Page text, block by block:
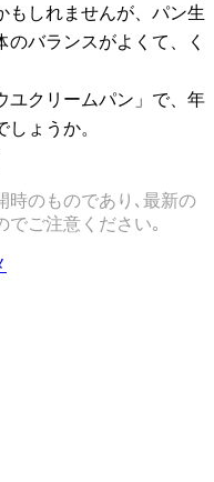
もしれませんが、パン生
バランスがよくて、く
ユクリームパン」で、年
ょうか。
のものであり､最新の
でご注意ください｡